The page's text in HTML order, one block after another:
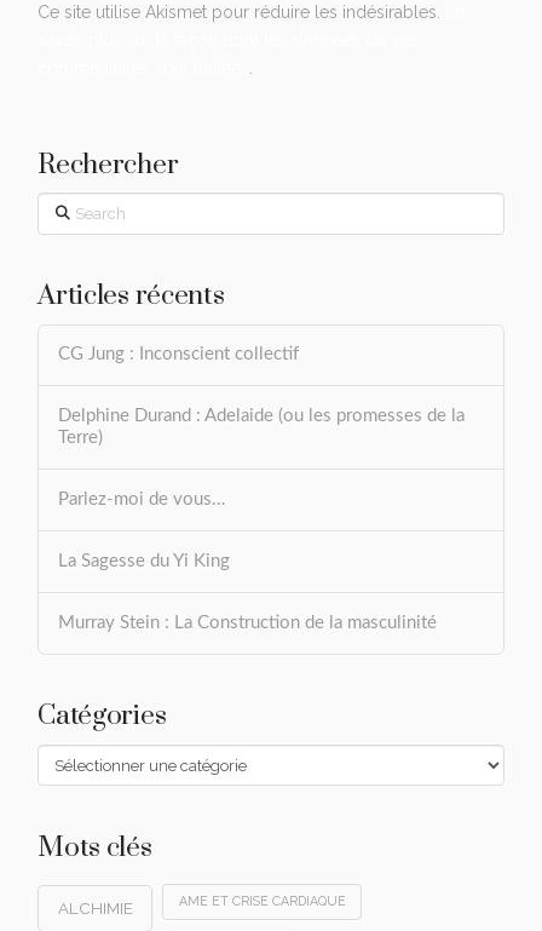
Ce site utilise Akismet pour réduire les indésirables.
Rechercher
Search
Articles récents
CG Jung : Inconscient collectif
Delphine Durand : Adelaide (ou les promesses de la
Terre)
Parlez-moi de vous…
La Sagesse du Yi King
Murray Stein : La Construction de la masculinité
Catégories
Catégories
Mots clés
ALCHIMIE AME ET CRISE CARDIAQUE